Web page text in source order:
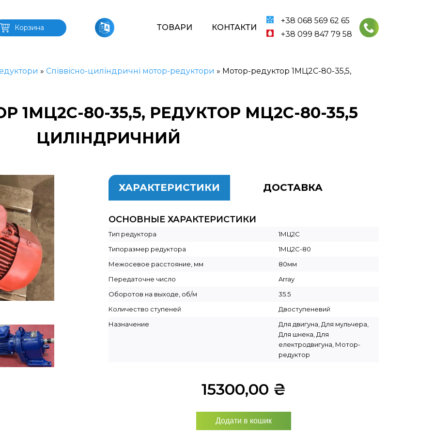
Корзина ТОВАРИ КОНТАКТИ
+38 068 569 62 65
+38 099 847 79 58
» Співвісно-циліндричні мотор-редуктори » Мотор-редуктор 1МЦ2С-80-35,5,
1МЦ2С-80-35,5, РЕДУКТОР МЦ2С-80-35,5
ЦИЛІНДРИЧНИЙ
ХАРАКТЕРИСТИКИ ДОСТАВКА
ОСНОВНЫЕ ХАРАКТЕРИСТИКИ
Тип редуктора
1МЦ2С
Типоразмер редуктора
1МЦ2С-80
Межосевое расстояние, мм
80мм
Передаточне число
Array
Оборотов на выходе, об/м
35.5
Количество ступеней
Двоступеневий
Назначение
Для двигуна, Для мульчера,
Для шнека, Для
електродвигуна, Мотор-
редуктор
15300,00 ₴
Додати в кошик